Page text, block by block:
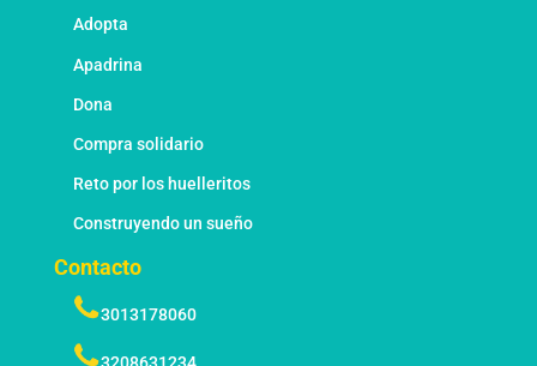
Adopta
Apadrina
Dona
Compra solidario
Reto por los huelleritos
Construyendo un sueño
Contacto
3013178060